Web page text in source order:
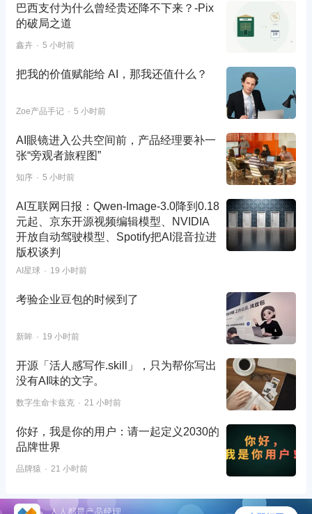
巴西支付为什么曾经贵还降不下来？-Pix
的破局之道
鑫卉 5 小时前
把我的价值赋能给 AI，那我还值什么？
Zoe产品手记 5 小时前
AI眼镜进入公共空间前，产品经理要补一
张“旁观者旅程图”
知序 5 小时前
AI互联网日报：Qwen-Image-3.0降到0.18
元起、京东开源视频编辑模型、NVIDIA
开放自动驾驶模型、Spotify把AI混音拉进
版权谈判
AI星球 19 小时前
考验企业豆包的时候到了
新眸 19 小时前
开源「活人感写作.skill」，只为帮你写出
没有AI味的文字。
数字生命卡兹克 21 小时前
你好，我是你的用户：请一起定义2030的
品牌世界
品牌猿 21 小时前